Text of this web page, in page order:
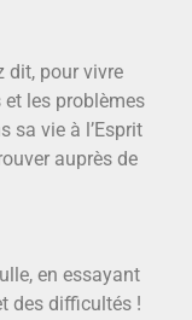
dit, pour vivre
les problèmes
sa vie à l’Esprit
auprès de
en essayant
des difficultés !